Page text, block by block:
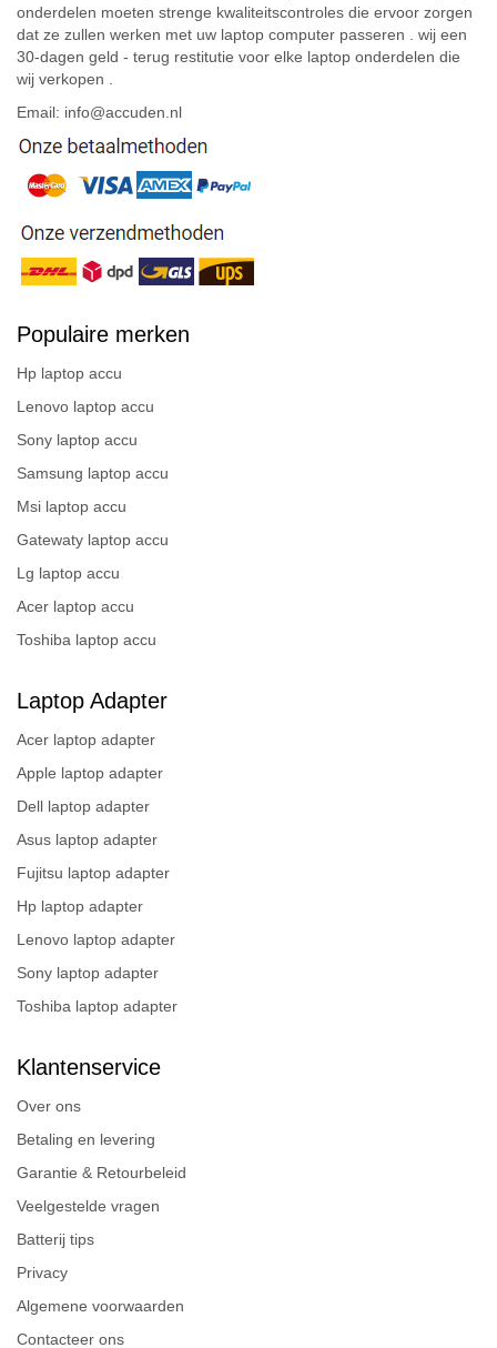
onderdelen moeten strenge kwaliteitscontroles die ervoor zorgen
dat ze zullen werken met uw laptop computer passeren . wij een
30-dagen geld - terug restitutie voor elke laptop onderdelen die
wij verkopen .
Email: info@accuden.nl
Populaire merken
Hp laptop accu
Lenovo laptop accu
Sony laptop accu
Samsung laptop accu
Msi laptop accu
Gatewaty laptop accu
Lg laptop accu
Acer laptop accu
Toshiba laptop accu
Laptop Adapter
Acer laptop adapter
Apple laptop adapter
Dell laptop adapter
Asus laptop adapter
Fujitsu laptop adapter
Hp laptop adapter
Lenovo laptop adapter
Sony laptop adapter
Toshiba laptop adapter
Klantenservice
Over ons
Betaling en levering
Garantie & Retourbeleid
Veelgestelde vragen
Batterij tips
Privacy
Algemene voorwaarden
Contacteer ons